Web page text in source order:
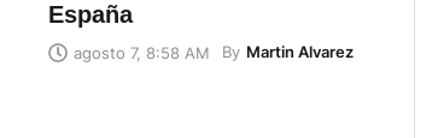
España
agosto 7, 8:58 AM By Martin Alvarez